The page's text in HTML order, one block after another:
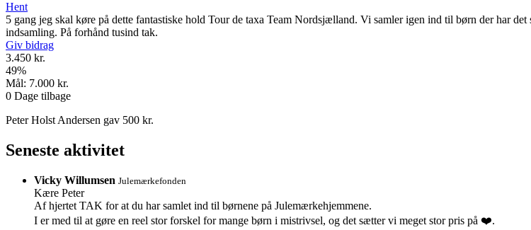
Hent
5 gang jeg skal køre på dette fantastiske hold Tour de taxa Team Nordsjælland. Vi samler igen ind til børn der har
indsamling. På forhånd tusind tak.
Giv bidrag
3.450 kr.
49%
Mål: 7.000 kr.
0 Dage tilbage
Peter Holst Andersen gav 500 kr.
Seneste aktivitet
Vicky Willumsen Julemærkefonden
Kære Peter
Af hjertet TAK for at du har samlet ind til børnene på Julemærkehjemmene.
I er med til at gøre en reel stor forskel for mange børn i mistrivsel, og det sætter vi meget stor pris på ❤️.